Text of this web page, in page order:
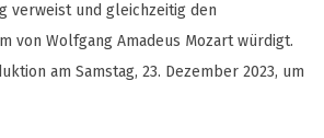
verweist und gleichzeitig den
von Wolfgang Amadeus Mozart würdigt.
am Samstag, 23. Dezember 2023, um